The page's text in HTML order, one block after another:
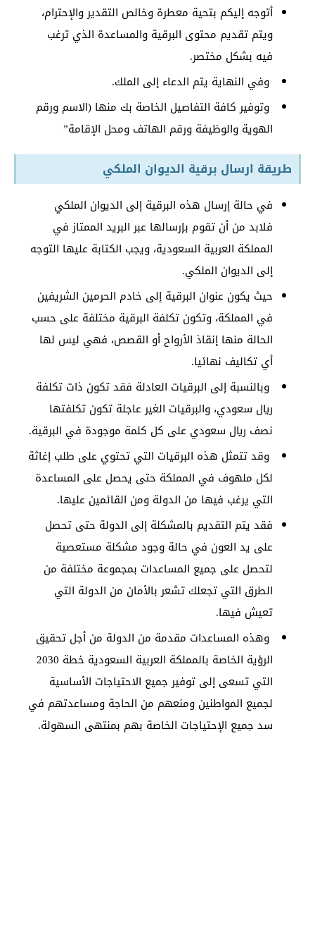
أتوجه إليكم بتحية معطرة وخالص التقدير والإحترام،
ويتم تقديم محتوى البرقية والمساعدة الذي ترغب
فيه بشكل مختصر.
وفي النهاية يتم الدعاء إلى الملك.
وتوفير كافة التفاصيل الخاصة بك منها (الاسم ورقم
الهوية والوظيفة ورقم الهاتف ومحل الإقامة”
طريقة ارسال برقية الديوان الملكي
في حالة إرسال هذه البرقية إلى الديوان الملكي
فلابد من أن تقوم بإرسالها عبر البريد الممتاز في
المملكة العربية السعودية، ويجب الكتابة عليها التوجه
إلى الديوان الملكي.
حيث يكون عنوان البرقية إلى خادم الحرمين الشريفين
في المملكة، وتكون تكلفة البرقية مختلفة على حسب
الحالة منها إنقاذ الأرواح أو القصص، فهي ليس لها
أي تكاليف نهائيا.
وبالنسبة إلى البرقيات العادلة فقد تكون ذات تكلفة
ريال سعودي، والبرقيات الغير عاجلة تكون تكلفتها
نصف ريال سعودي على كل كلمة موجودة في البرقية.
وقد تتمثل هذه البرقيات التي تحتوي على طلب إغاثة
لكل ملهوف في المملكة حتى يحصل على المساعدة
التي يرغب فيها من الدولة ومن القائمين عليها.
فقد يتم التقديم بالمشكلة إلى الدولة حتى تحصل
على يد العون في حالة وجود مشكلة مستعصية
لتحصل على جميع المساعدات بمجموعة مختلفة من
الطرق التي تجعلك تشعر بالأمان من الدولة التي
تعيش فيها.
وهذه المساعدات مقدمة من الدولة من أجل تحقيق
الرؤية الخاصة بالمملكة العربية السعودية خطة 2030
التي تسعى إلى توفير جميع الاحتياجات الأساسية
لجميع المواطنين ومنعهم من الحاجة ومساعدتهم في
سد جميع الإحتياجات الخاصة بهم بمنتهى السهولة.